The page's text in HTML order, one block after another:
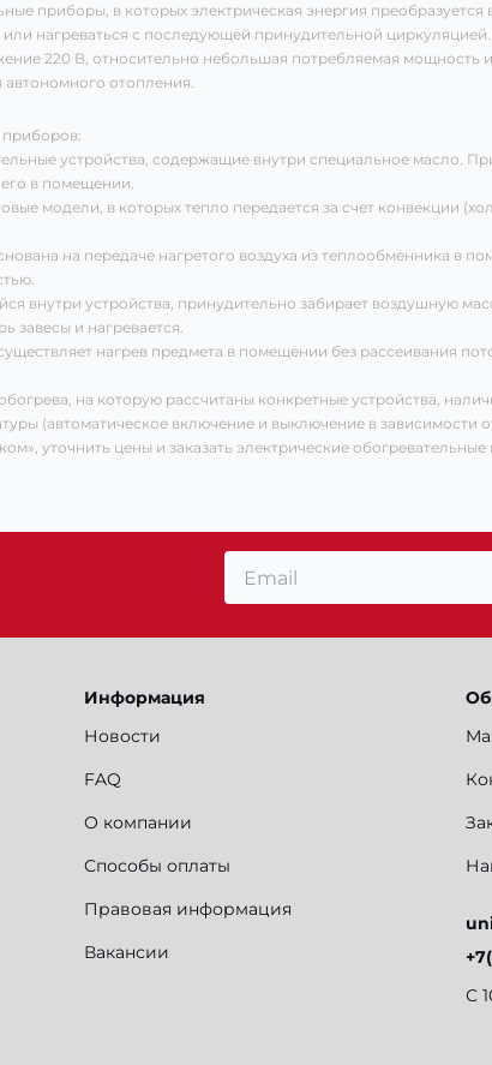
приборы, в которых электрическая энергия
нагреваться с последующей принудительной
220 В, относительно небольшая потребляемая мощность
автономного отопления.
устройства, содержащие внутри специальное масло.
в помещении.
модели, в которых тепло передается за счет конвекции
на передаче нагретого воздуха из теплообменника в
внутри устройства, принудительно забирает воздушную
завесы и нагревается.
нагрев предмета в помещении без рассеивания
на которую рассчитаны конкретные устройства,
(автоматическое включение и выключение в зависимости
уточнить цены и заказать электрические
Информация
Новости
FAQ
О компании
Способы оплаты
Правовая информация
Вакансии
С